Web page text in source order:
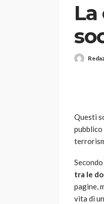
Questi
pubblico
tra le
pagine,
vita di